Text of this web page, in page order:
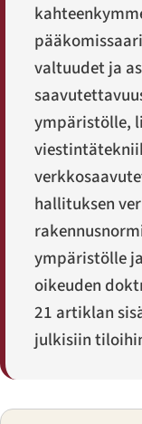
valtuudet ja
ympäristölle,
hallituksen
ympäristölle
oikeuden
21 artiklan
julkisiin